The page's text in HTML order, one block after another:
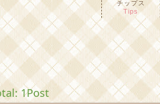
チップス
Tips
1Post